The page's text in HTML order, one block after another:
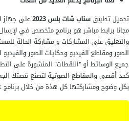
تحميل تطبيقسناب شات بلس 2023
على جهاز
مجانا برابط مباشر هو برنامج متخصص في
والتعليق على المشاركات و مشاركة الحالة
الصور ومقاطع الفيديو وحكايات الصور
جميع الوسائط أو "اللقطات" المنشورة على
كحد أقصى والمقاطع الصوتية لتصنع قصتك
بكل وضوح ومشاركتها كل هذة من خلال برنامج Snapchat المجانى.